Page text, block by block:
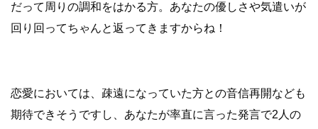
だって周りの調和をはかる方。あなたの優しさや気遣いが
回り回ってちゃんと返ってきますからね！
恋愛においては、疎遠になっていた方との音信再開なども
期待できそうですし、あなたが率直に言った発言で2人の